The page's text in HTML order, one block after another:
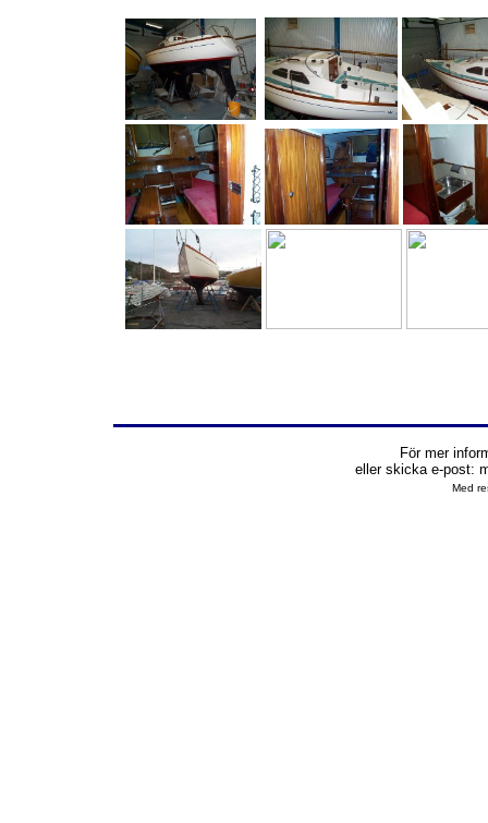
För mer
eller skicka e-post:
Med